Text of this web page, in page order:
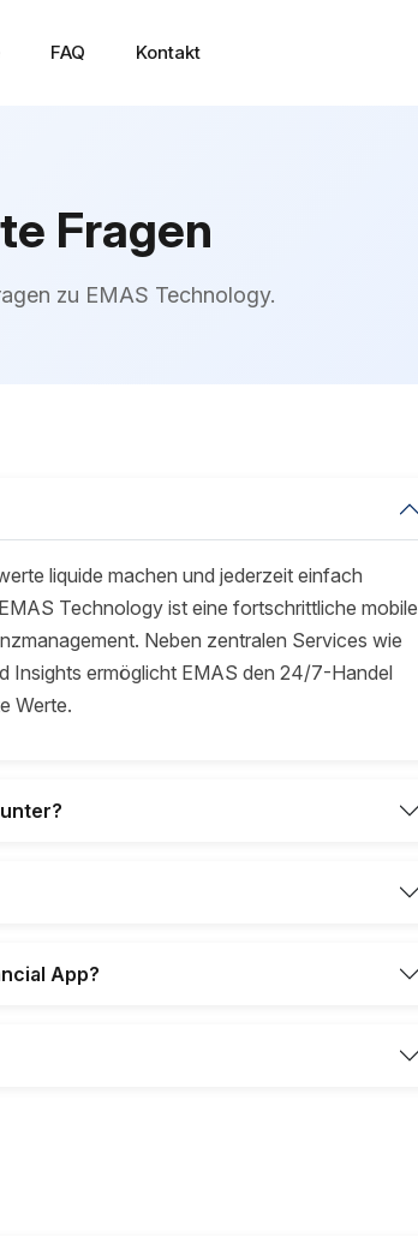
FAQ Kontakt
Fragen
zu EMAS Technology.
liquide machen und jederzeit einfach
Technology ist eine fortschrittliche mobile
Neben zentralen Services wie
Insights ermöglicht EMAS den 24/7-Handel
Werte.
App?